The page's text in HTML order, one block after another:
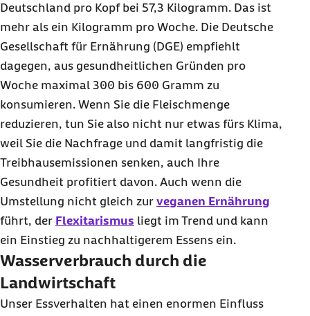
Deutschland pro Kopf bei 57,3 Kilogramm. Das ist
mehr als ein Kilogramm pro Woche. Die Deutsche
Gesellschaft für Ernährung (DGE) empfiehlt
dagegen, aus gesundheitlichen Gründen pro
Woche maximal 300 bis 600 Gramm zu
konsumieren. Wenn Sie die Fleischmenge
reduzieren, tun Sie also nicht nur etwas fürs Klima,
weil Sie die Nachfrage und damit langfristig die
Treibhausemissionen senken, auch Ihre
Gesundheit profitiert davon. Auch wenn die
Umstellung nicht gleich zur veganen Ernährung
führt, der Flexitarismus liegt im Trend und kann
ein Einstieg zu nachhaltigerem Essens ein.
Wasserverbrauch durch die
Landwirtschaft
Unser Essverhalten hat einen enormen Einfluss